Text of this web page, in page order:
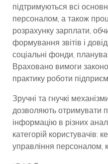
підтримуються всі
персоналом, а також
розрахунку зарплати,
формування звітів і
соціальні фонди,
Враховано вимоги
практику роботи
Зручні та гнучкі
дозволяють отримувати
інформацію в різних
категорій користувачів:
управління персоналом,